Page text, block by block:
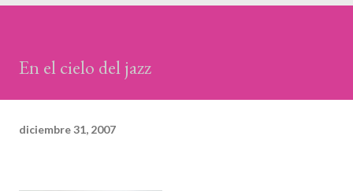
En el cielo del jazz
diciembre 31, 2007